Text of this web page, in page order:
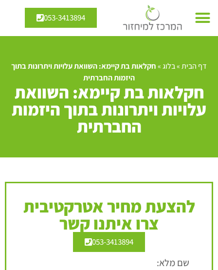
053-3413894
דף הבית»בלוג»חקלאות בת קיימא: השוואת עלויות ויתרונות בתוך
היזמות החברתית
חקלאות בת קיימא: השוואת
עלויות ויתרונות בתוך היזמות
החברתית
להצעת מחיר אטרקטיבית
צרו איתנו קשר
053-3413894